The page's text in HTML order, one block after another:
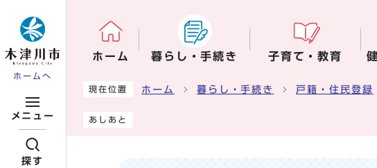
ホームへ
メニュー
探す
ホーム 暮らし・手続き 子育て・教育
ここから本文です
現在位置 ホーム 暮らし・手続き 戸籍・住民登録
あしあと